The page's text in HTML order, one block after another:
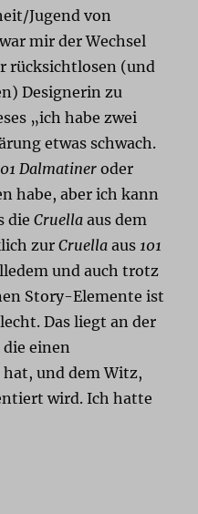
Jugend von
mir der Wechsel
rücksichtlosen (und
Designerin zu
„ich habe zwei
etwas schwach.
Dalmatineroder
habe, aber ich kann
dieCruella aus dem
zurCruella aus 101
und auch trotz
Story-Elemente ist
Das liegt an der
einen
und dem Witz,
wird. Ich hatte